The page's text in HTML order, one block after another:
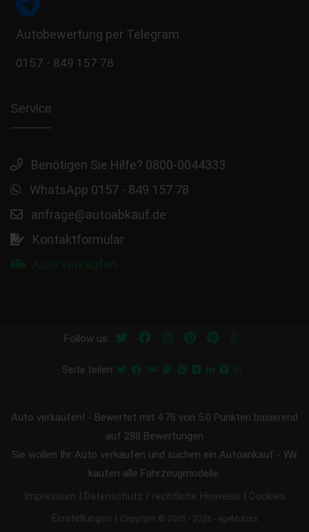
Autobewertung per Telegram
0157 - 849 157 78
Service
Benötigen Sie Hilfe? 0800-0044333
WhatsApp 0157 - 849 157 78
anfrage@autoabkauf.de
Kontaktformular
Follow us:
Seite teilen:
Auto verkaufen! - Bewertet mit 4.76 von 5.0 Punkten basierend
auf 288 Bewertungen
Sie wollen Ihr Auto verkaufen und suchen ein Autoankauf - Wir
kaufen alle Fahrzeugmodelle.
Impressum | Datenschutz / rechtliche Hinweise | Cookies
Einstellungen | Copyright © 2005 - 2026 - egeMotors